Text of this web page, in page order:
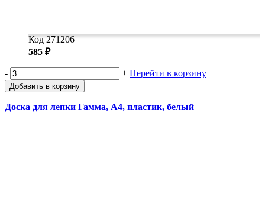
Код 271206
585 ₽
- + Перейти в корзину
Добавить в корзину
Доска для лепки Гамма, А4, пластик, белый